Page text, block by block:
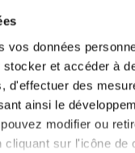
vos données
et accéder à
d'effectuer des
ainsi le
modifier ou
sur l'icône de